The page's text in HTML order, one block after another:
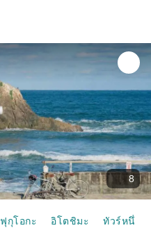
8
ฟุกุโอกะ อิโตชิมะ ทัวร์หนึ่งวั